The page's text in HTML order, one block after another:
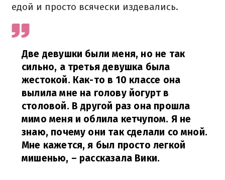
едой и просто всячески издевались.
Две девушки были меня, но не так
сильно, а третья девушка была
жестокой. Как-то в 10 классе она
вылила мне на голову йогурт в
столовой. В другой раз она прошла
мимо меня и облила кетчупом. Я не
знаю, почему они так сделали со мной.
Мне кажется, я был просто легкой
мишенью, – рассказала Вики.